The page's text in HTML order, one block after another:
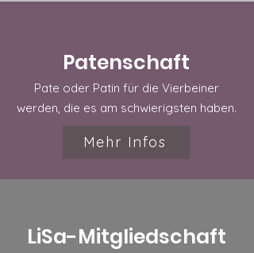
Patenschaft
Pate oder Patin für die Vierbeiner
werden, die es am schwierigsten haben.
Mehr Infos
LiSa-Mitgliedschaft